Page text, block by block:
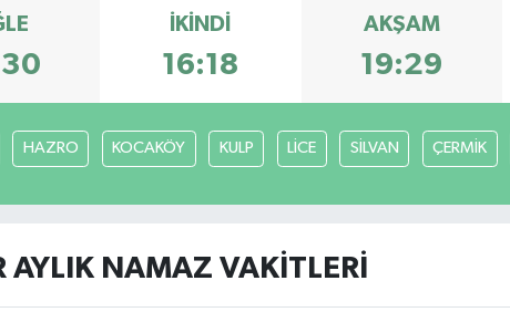
İKINDI
16:18
AKŞAM
19:29
HAZRO KOCAKÖY KULP LİCE SİLVAN ÇERMİK
AYLIK NAMAZ VAKITLERI